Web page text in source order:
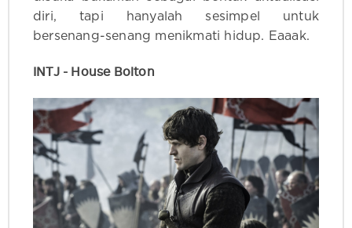
diri, tapi hanyalah sesimpel untuk
bersenang-senang menikmati hidup. Eaaak.
INTJ - House Bolton